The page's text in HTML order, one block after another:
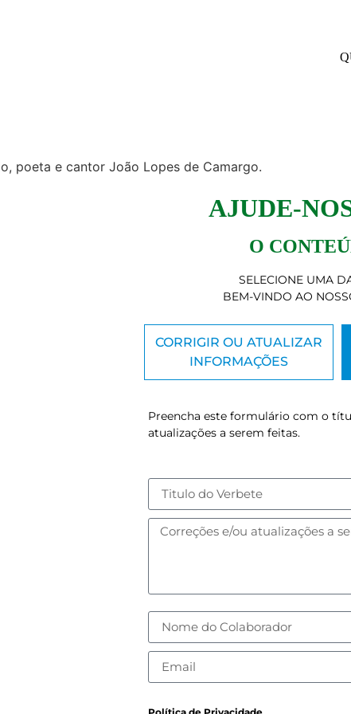
poeta e cantor João Lopes de Camargo.
AJUDE-
O
SELECIONE UMA
BEM-VINDO AO
CORRIGIR OU ATUALIZAR
INFORMAÇÕES
Preencha este formulário com o
atualizações a serem feitas.